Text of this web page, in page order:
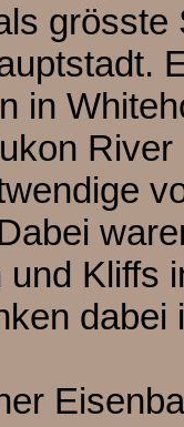
grösste
in
Kliffs
dabei